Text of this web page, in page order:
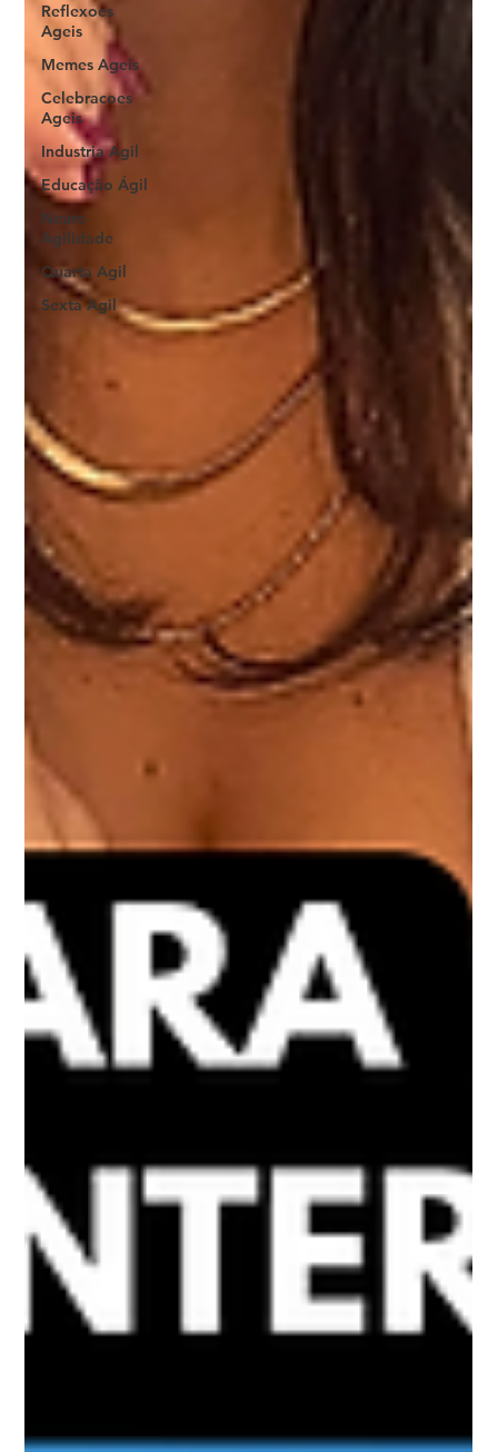
Reflexoes
Ageis
Memes Ageis
Celebracoes
Ageis
Industria Agil
Educação Ágil
Neuro
Agilidade
Quarta Agil
Sexta Agil